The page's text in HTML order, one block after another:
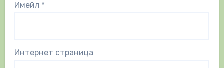
Имейл *
Интернет страница